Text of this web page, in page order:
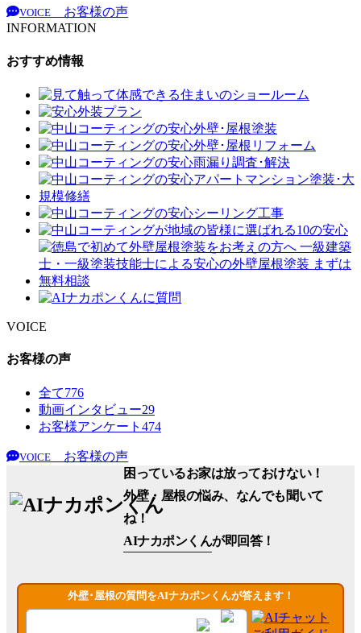
VOICE
お客様の声
INFORMATION
おすすめ情報
VOICE
お客様の声
全て776
動画インタビュー29
お客様アンケート 474
VOICE
お客様の声
困っているお家は放っておけない！
外壁・屋根の悩み、なんでも聞いて
ね！
AIナカポンくんが即回答！
外壁･屋根の質問をAIナカポンくんが答えます！